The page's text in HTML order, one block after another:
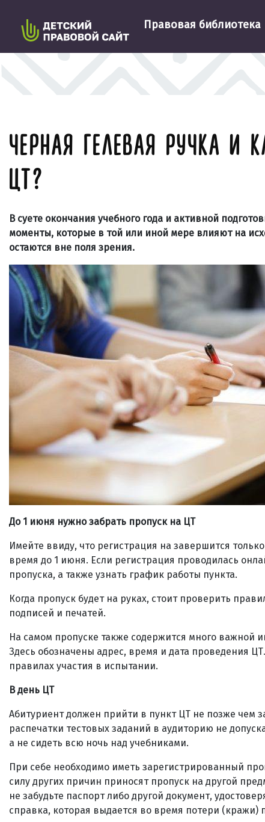
Правовая библиотека
ЧЕРНАЯ ГЕЛЕВАЯ РУЧКА И
ЦТ?
В суете окончания учебного года и активной
моменты, которые в той или иной мере влияют на
остаются вне поля зрения.
До 1 июня нужно забрать пропуск на ЦТ
Имейте ввиду, что регистрация на завершится
время до 1 июня. Если регистрация проводилась
пропуска, а также узнать график работы пункта.
Когда пропуск будет на руках, стоит проверить
подписей и печатей.
На самом пропуске также содержится много важной
Здесь обозначены адрес, время и дата проведения
правилах участия в испытании.
В день ЦТ
Абитуриент должен прийти в пункт ЦТ не позже чем
распечатки тестовых заданий в аудиторию не
а не сидеть всю ночь над учебниками.
При себе необходимо иметь зарегистрированный
силу других причин приносят пропуск на другой
не забудьте паспорт либо другой документ,
справка, которая выдается во время потери (кражи)